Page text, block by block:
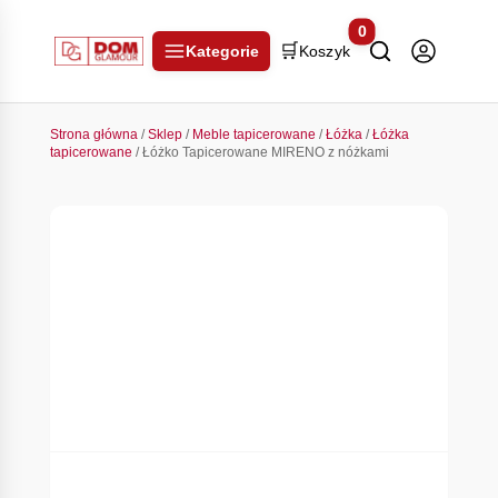
Kategorie 🛒 Koszyk
0
Strona główna/Sklep/ Meble tapicerowane /Łóżka/Łóżka
tapicerowane / Łóżko Tapicerowane MIRENO z nóżkami